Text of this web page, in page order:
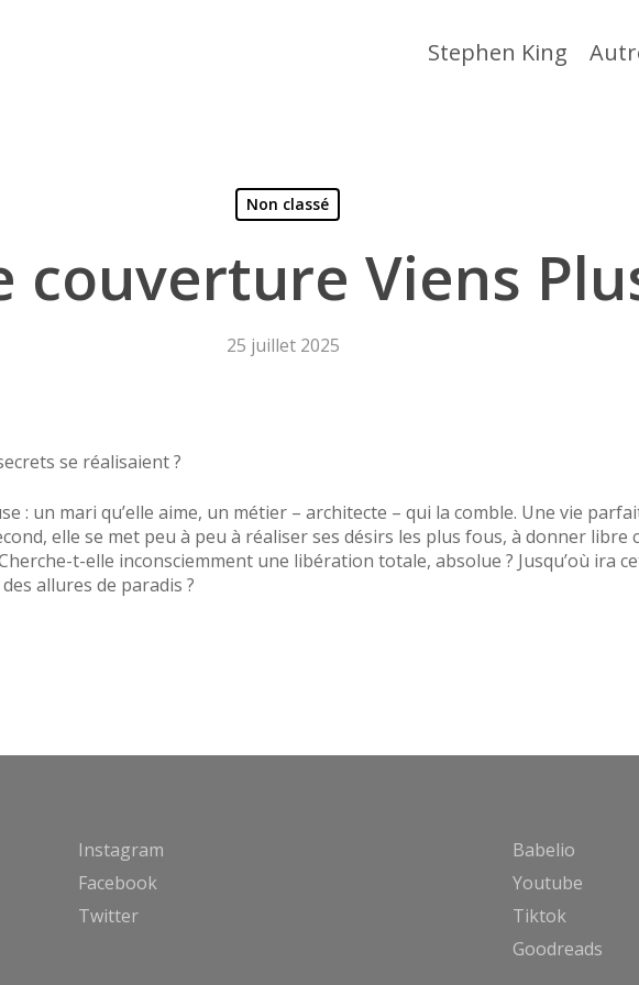
fermer
Stephen King
Non classé
couverture Viens
25 juillet 2025
se réalisaient ?
: un mari qu’elle aime, un métier – architecte – qui la comble. Une vie
elle se met peu à peu à réaliser ses désirs les plus fous, à donner libre
t-elle inconsciemment une libération totale, absolue ? Jusqu’où ira
allures de paradis ?
Instagram
Facebook
Twitter
Babelio
Youtube
Tiktok
Goodreads